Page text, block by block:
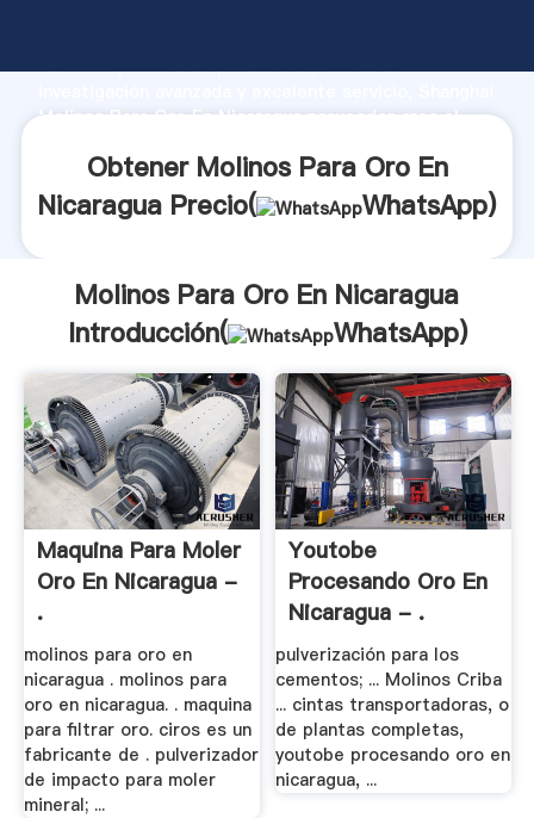
fuerte capacidad de producción, fuerza de
Molinos Para Oro En Nicaragua proveedor crea el
Obtener Molinos Para Oro En
Nicaragua Precio(
WhatsApp)
Molinos Para Oro En Nicaragua
Introducción(
WhatsApp)
Maquina Para Moler
Oro En Nicaragua -
.
molinos para oro en
nicaragua . molinos para
oro en nicaragua. . maquina
para filtrar oro. ciros es un
fabricante de . pulverizador
de impacto para moler
mineral; ...
Youtobe
Procesando Oro En
Nicaragua - .
pulverización para los
cementos; ... Molinos Criba
... cintas transportadoras, o
de plantas completas,
youtobe procesando oro en
nicaragua, ...